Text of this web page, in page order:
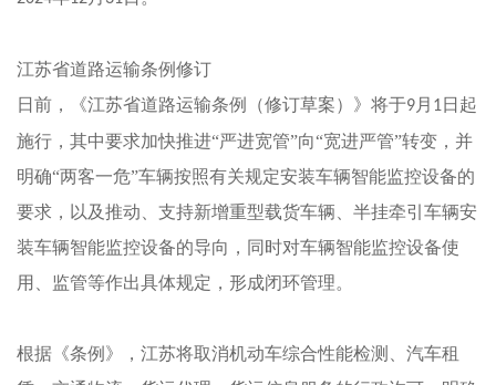
江苏省道路运输条例修订
日前，《江苏省道路运输条例（修订草案）》将于9月 1日起
施行，其中要求加快推进“严进宽管”向“宽进严管”转变，并
明确“两客一危”车辆按照有关规定安装车辆智能监控设备的
要求，以及推动、支持新增重型载货车辆、半挂牵引车辆安
装车辆智能监控设备的导向，同时对车辆智能监控设备使
用、监管等作出具体规定，形成闭环管理。
根据《条例》，江苏将取消机动车综合性能检测、汽车租